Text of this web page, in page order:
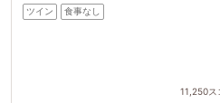
ツイン 食事なし
11,250ス